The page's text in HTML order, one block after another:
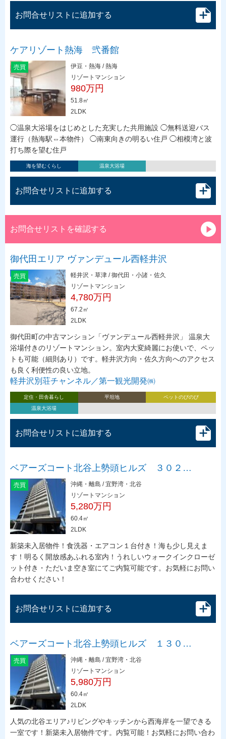
お問合せリストに追加する
ケアリゾート熱海 弐番館
売買
伊豆・熱海 / 熱海
リゾートマンション
980万円
51.8㎡
2LDK
◯温泉大浴場をはじめとした充実した共用施設 ◯無料送迎バス
運行（熱海駅⇔本物件） ◯南東向きの明るい住戸 ◯相模湾と波
打ち際を望む住戸
海を望むくらし 温泉大浴場
お問合せリストに追加する
お問合せリストを確認する
御代田エリア ヴァンデュール西軽井沢
売買
軽井沢・草津 / 御代田・小諸・佐久
リゾートマンション
4,780万円
67.2㎡
2LDK
御代田町の中古マンション「ヴァンデュール西軽井沢」 温泉大
浴場付きのリゾートマンション。室内大変綺麗にお使いで、ペッ
トも可能（細則あり）です。軽井沢方向・佐久方向へのアクセス
も良く利便性の良い立地。
軽井沢別荘チャンネル／第一観光開発㈱
定住・田舎暮らし 平坦地
ペットのびのび
温泉大浴場
お問合せリストに追加する
ベアーズコート北谷上勢頭ヒルズ ３０２…
売買
沖縄・離島 / 宜野湾・北谷
リゾートマンション
5,280万円
60.4㎡
2LDK
新築未入居物件！食洗器・エアコン１台付き！海も少し見えま
す！明るく開放感あふれる室内！うれしいウォークインクローゼ
ット付き・ただいま空き室にてご内覧可能です。お気軽にお問い
合わせください！
お問合せリストに追加する
ベアーズコート北谷上勢頭ヒルズ １３０…
売買
沖縄・離島 / 宜野湾・北谷
リゾートマンション
5,980万円
60.4㎡
2LDK
人気の北谷エリア♪リビングやキッチンから西海岸を一望できる
一室です！新築未入居物件です。内覧可能！お気軽にお問い合わ